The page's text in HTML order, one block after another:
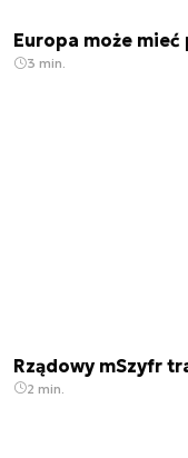
Europa może
3 min.
Rządowy mSzyfr
2 min.